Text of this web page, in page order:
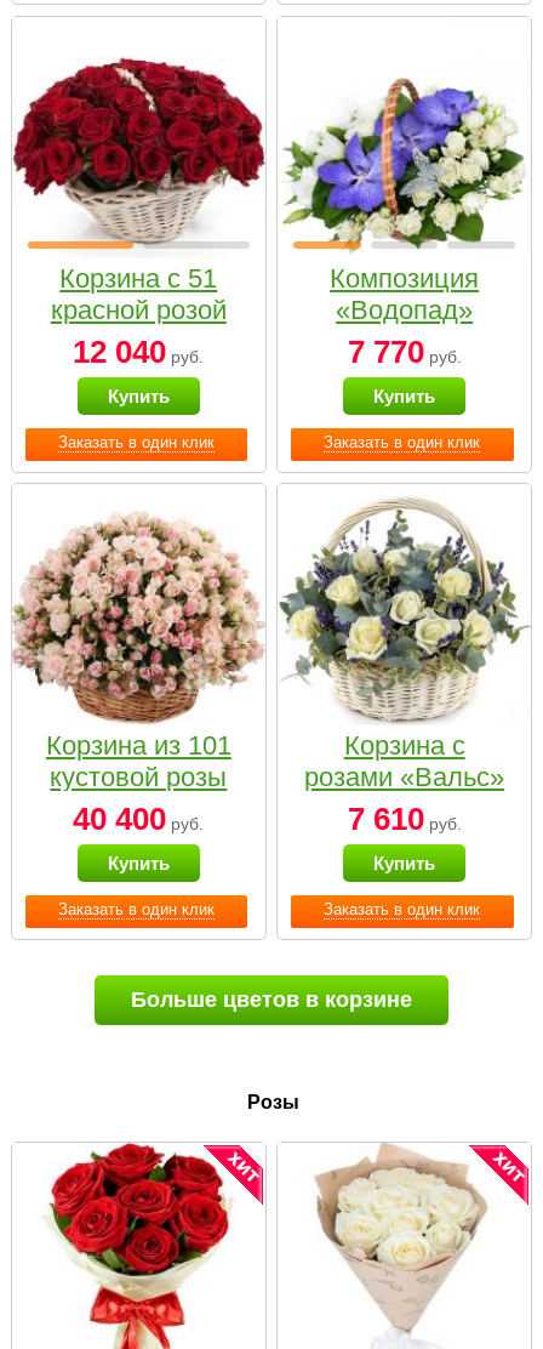
Заказать в один клик
Корзина с 51
красной розой
12 040 руб.
Купить
Заказать в один клик
Композиция
«Водопад»
7 770руб.
Купить
Заказать в один клик
Корзина из 101
кустовой розы
нежных тонов
40 400 руб.
Купить
Заказать в один клик
Корзина с
розами «Вальс»
7 610руб.
Купить
Больше цветов в корзине
Розы